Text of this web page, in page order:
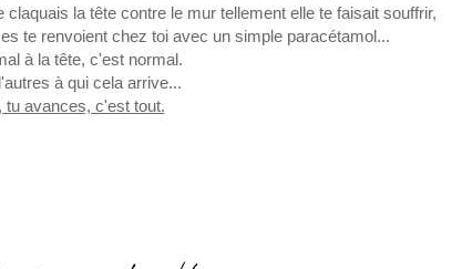
la tête contre le mur tellement elle te faisait souffrir,
te renvoient chez toi avec un simple paracétamol...
à la tête, c'est normal.
à qui cela arrive...
tu avances, c'est tout.